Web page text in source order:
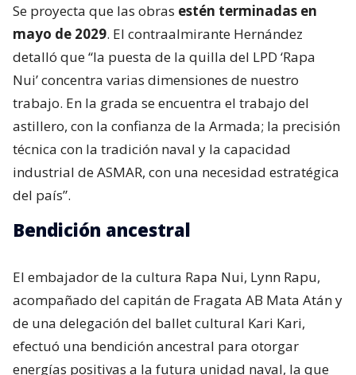
Se proyecta que las obras estén terminadas en
mayo de 2029. El contraalmirante Hernández
detalló que “la puesta de la quilla del LPD ‘Rapa
Nui’ concentra varias dimensiones de nuestro
trabajo. En la grada se encuentra el trabajo del
astillero, con la confianza de la Armada; la precisión
técnica con la tradición naval y la capacidad
industrial de ASMAR, con una necesidad estratégica
del país”.
Bendición ancestral
El embajador de la cultura Rapa Nui, Lynn Rapu,
acompañado del capitán de Fragata AB Mata Atán y
de una delegación del ballet cultural Kari Kari,
efectuó una bendición ancestral para otorgar
energías positivas a la futura unidad naval, la que